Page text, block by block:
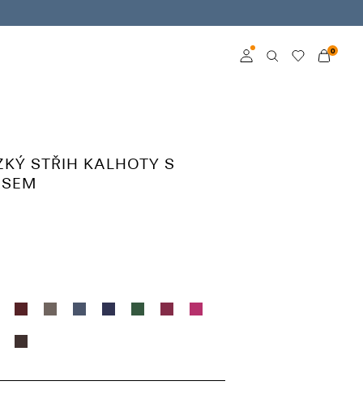
0
STŘIH KALHOTY S